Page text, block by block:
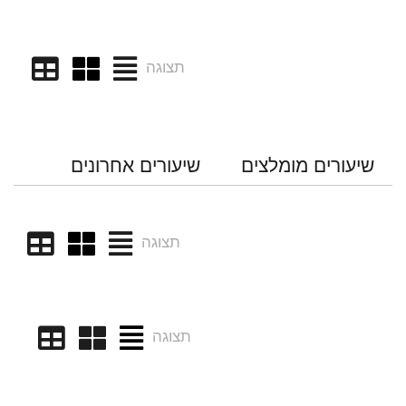
תצוגה
שיעורים מומלצים שיעורים אחרונים
תצוגה
תצוגה